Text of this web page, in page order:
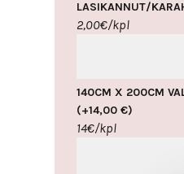
LASIKANNUT/
2,00€/kpl
140CM X 200CM
(+14,00€)
14€/kpl